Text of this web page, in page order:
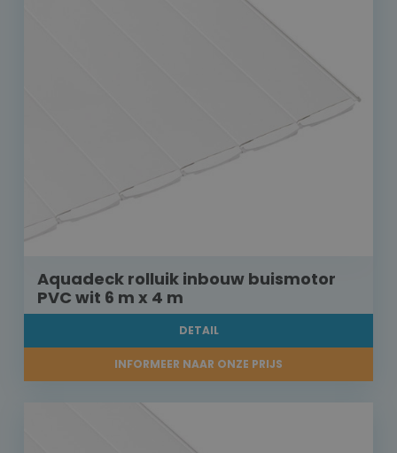
Aquadeck rolluik inbouw buismotor
PVC wit 6 m x 4 m
DETAIL
INFORMEER NAAR ONZE PRIJS